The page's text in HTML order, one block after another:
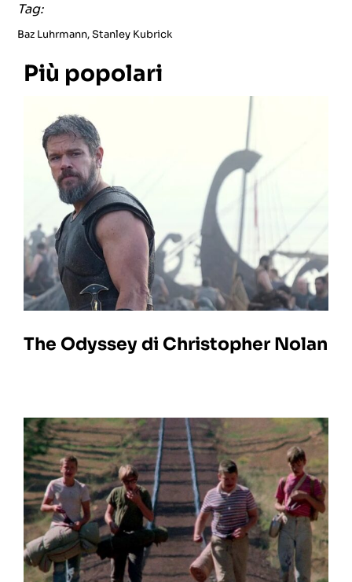
Tag:
Baz Luhrmann,Stanley Kubrick
Più popolari
The Odyssey di Christopher Nolan